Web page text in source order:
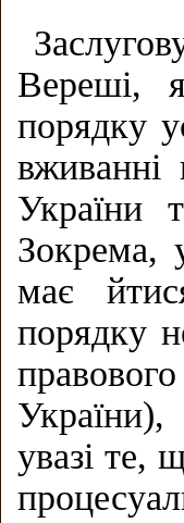
Вереші,
порядку
України
Зокрема,
має
порядку
увазі те,